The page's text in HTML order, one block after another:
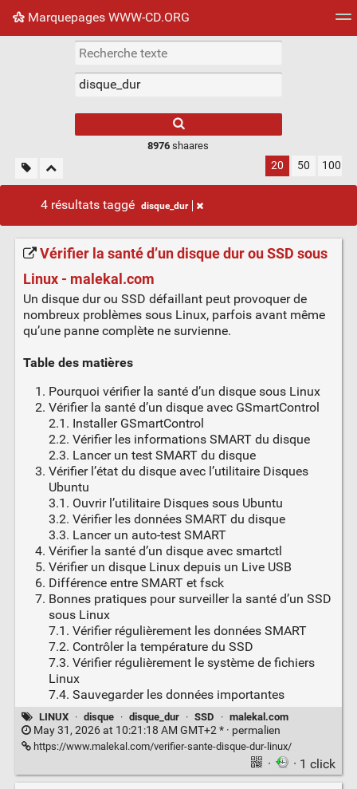
Marquepages WWW-CD.ORG
Nuage de tags Mur d'images
8976 shaares
20 50 100
4 résultats taggé disque_dur
Vérifier la santé d’un disque dur ou SSD sous
Linux - malekal.com
Un disque dur ou SSD défaillant peut provoquer de
nombreux problèmes sous Linux, parfois avant même
qu’une panne complète ne survienne.
Table des matières
Pourquoi vérifier la santé d’un disque sous Linux
Vérifier la santé d’un disque avec GSmartControl
2.1. Installer GSmartControl
2.2. Vérifier les informations SMART du disque
2.3. Lancer un test SMART du disque
Vérifier l’état du disque avec l’utilitaire Disques
Ubuntu
3.1. Ouvrir l’utilitaire Disques sous Ubuntu
3.2. Vérifier les données SMART du disque
3.3. Lancer un auto-test SMART
Vérifier la santé d’un disque avec smartctl
Vérifier un disque Linux depuis un Live USB
Différence entre SMART et fsck
Bonnes pratiques pour surveiller la santé d’un SSD
sous Linux
7.1. Vérifier régulièrement les données SMART
7.2. Contrôler la température du SSD
7.3. Vérifier régulièrement le système de fichiers
Linux
7.4. Sauvegarder les données importantes
LINUX · disque · disque_dur · SSD · malekal.com
May 31, 2026 at 10:21:18 AM GMT+2 * · permalien
https://www.malekal.com/verifier-sante-disque-dur-linux/
· · 1 click